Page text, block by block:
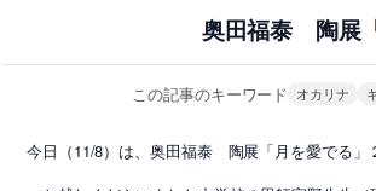
奥田福泰 陶展
この記事のキーワード オカリナ
今日（11/8）は、奥田福泰 陶展「月を愛でる」